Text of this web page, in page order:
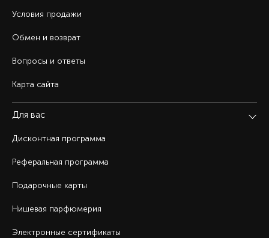
Условия продажи
Обмен и возврат
Вопросы и ответы
Карта сайта
Для вас
Дисконтная программа
Реферальная программа
Подарочные карты
Нишевая парфюмерия
Электронные сертификаты